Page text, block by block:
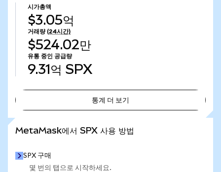
시가총액
$3.05억
거래량 (24시간)
$524.02만
유통 중인 공급량
9.31억 SPX
통계 더 보기
MetaMask에서 SPX 사용 방법
SPX 구매
몇 번의 탭으로 시작하세요.